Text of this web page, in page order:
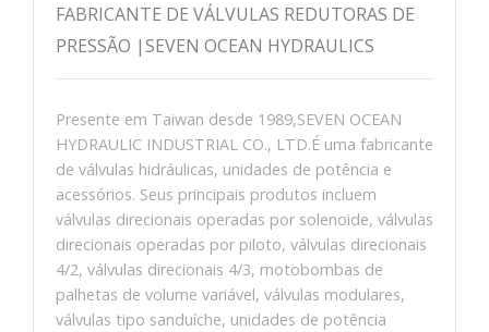
FABRICANTE DE VÁLVULAS REDUTORAS DE
PRESSÃO |SEVEN OCEAN HYDRAULICS
Presente em Taiwan desde 1989,SEVEN OCEAN
HYDRAULIC INDUSTRIAL CO., LTD.É uma fabricante
de válvulas hidráulicas, unidades de potência e
acessórios. Seus principais produtos incluem
válvulas direcionais operadas por solenoide, válvulas
direcionais operadas por piloto, válvulas direcionais
4/2, válvulas direcionais 4/3, motobombas de
palhetas de volume variável, válvulas modulares,
válvulas tipo sanduíche, unidades de potência